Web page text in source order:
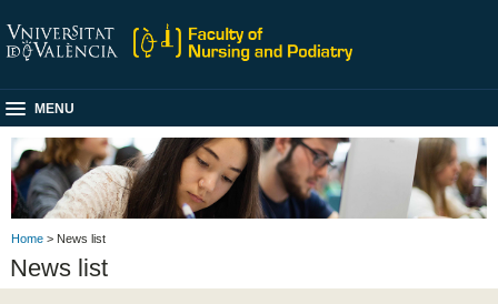
MENU
Home > News list
News list